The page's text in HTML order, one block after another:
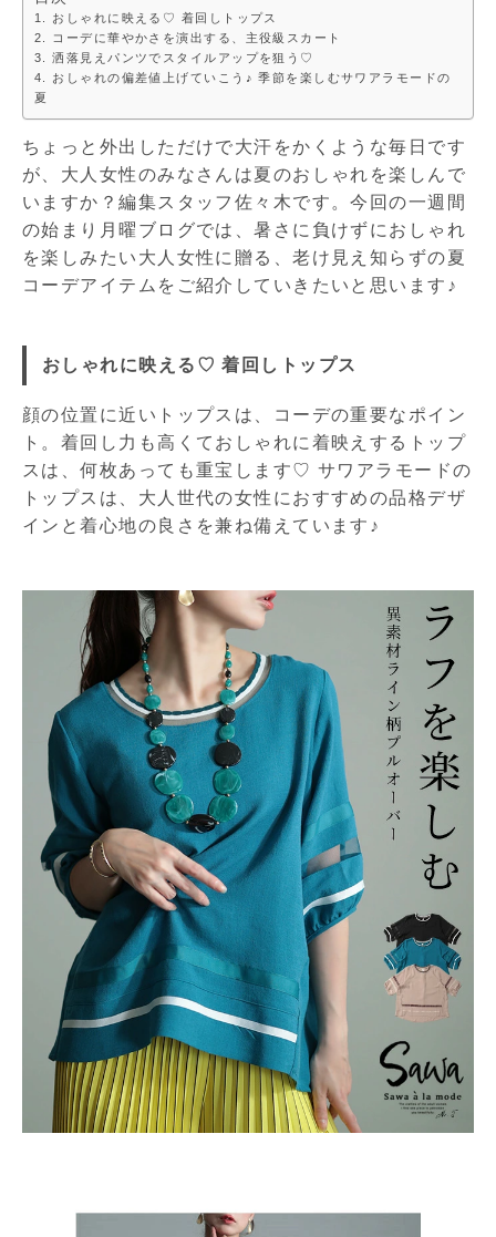
おしゃれに映える♡ 着回しトップス
コーデに華やかさを演出する、主役級スカート
洒落見えパンツでスタイルアップを狙う♡
おしゃれの偏差値上げていこう♪ 季節を楽しむサワアラモードの
夏
ちょっと外出しただけで大汗をかくような毎日です
が、大人女性のみなさんは夏のおしゃれを楽しんで
いますか？編集スタッフ佐々木です。今回の一週間
の始まり月曜ブログでは、暑さに負けずにおしゃれ
を楽しみたい大人女性に贈る、老け見え知らずの夏
コーデアイテムをご紹介していきたいと思います♪
おしゃれに映える♡ 着回しトップス
顔の位置に近いトップスは、コーデの重要なポイン
ト。着回し力も高くておしゃれに着映えするトップ
スは、何枚あっても重宝します♡ サワアラモードの
トップスは、大人世代の女性におすすめの品格デザ
インと着心地の良さを兼ね備えています♪